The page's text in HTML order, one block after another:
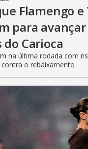
Flamengo e
para avançar
Carioca
na última rodada com
o rebaixamento